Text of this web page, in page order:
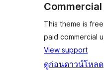
This theme is
paid commercial
View support
ดูก่อนดาวน์โหลด